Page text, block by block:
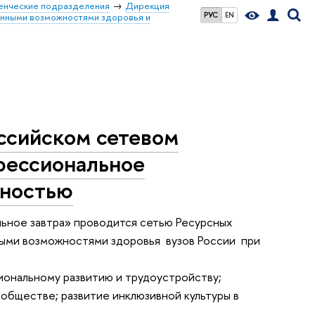
РУС EN
подразделения
Дирекция
возможностями здоровья и
сетевом
завтра» проводится сетью Ресурсных
возможностями здоровья вузов России при
развитию и трудоустройству;
развитие инклюзивной культуры в